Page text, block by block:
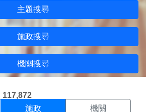
主題搜尋
施政搜尋
機關搜尋
117,872果頁面
施政 機關